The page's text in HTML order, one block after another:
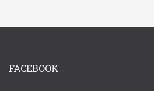
FACEBOOK